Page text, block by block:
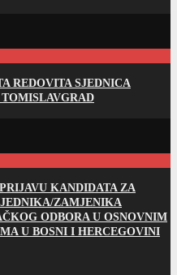
REDOVITA SJEDNICA
KANDIDATA ZA
ZAMJENIKA
ODBORA U OSNOVNIM
U BOSNI I HERCEGOVINI